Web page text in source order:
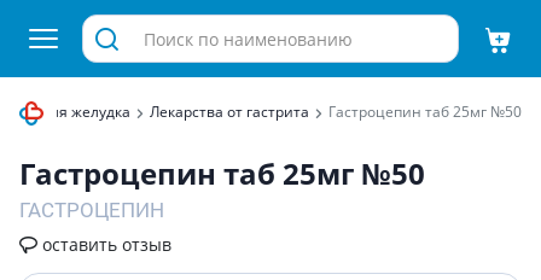
для желудка Лекарства от гастрита Гастроцепин таб 25мг №50
Гастроцепин таб 25мг №50
ГАСТРОЦЕПИН
оставить отзыв